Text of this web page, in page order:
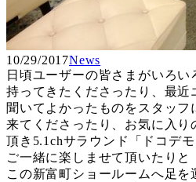
10/29/2017News
日頃ユーザーの皆さまがいろい
持ってきたくださったり、最近
聞いてよかったものをスタッフ
来てくださったり、お気に入り
頂き5.1chサラウンド「ドコデ
ご一緒に楽しませて頂いたりと
この新富町ショールームへ足を